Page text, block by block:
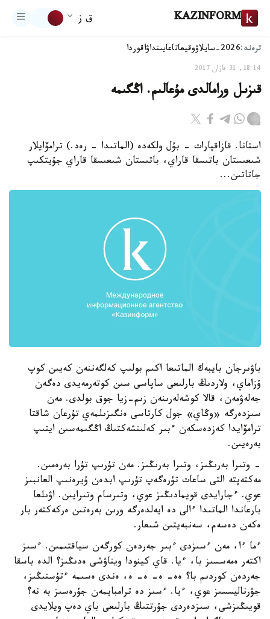
KAZINFORM ق ز
ترەند:2026-سايلاۋ وقيعاتاعايىنداۋاقوردا
18:14, 31 قازان 2017
قىزىل ورامالدى مۇعالىم. اڭگىمە
استانا. قازاقپارات - بۇل ولكەدە (الماتىدا - رەد.) ترامۆايلار
شىعىستان باتىسقا قاراي، باتىستان شىعىسقا قاراي جۇيتكىپ
جاتاتىن...
باۋىرجان بايبەك الماتىعا اكىم بولىپ كەلگەننەن كەيىن كوپ
ۇزاماي، ولاردىڭ بارلىعى ساپاسى سىن كوتەرمەيدى دەگەن
جەلەۋمەن، قالا كوشەلەرىنەن زىم-زيا جوق بولدى. مەن
سىزدەرگە «وڭاي» جول كارتاسى ەنگىزىلمەي تۇرعان شاقتا
ترامۆايدا كەزدەسكەن ءبىر كەلىنشەكتىڭ اڭگىمەسىن ايتىپ
بەرەيىن.
- وتىرا بەرىڭىز، وتىرا بەرىڭىز. مەن تۇرىپ تۇرا بەرەمىن.
مەكتەپتە التى ساعات تۇرەگەپ تۇرىپ ابدەن ۇيرەنىپ العانبىز
عوي. ءجارايدى قويمادىڭىز عوي، وتىرسام وتىرايىن. اۋىلعا
بارعاندا الماتىدا ءالى دە ايەلدەرگە ورىن بەرەتىن ەركەكتەر بار
ەكەن دەسەم، سەنبەيتىن شىعار.
ءما ءا، مەن ءسىزدى ءبىر جەردەن كورگەن سياقتىمىن. ءسىز
اكتەر ەمەسسىز با، ءيا. قاي كينودا ويناۋشى ەدىڭىز؟ الدە باسقا
جەردەن كوردىم با؟ ەە- ە- ە- ە، ەندى ەسىمە ءتۇستىڭىز،
جۋرناليسسىز عوي، ءيا. ءسىز دە ترامبايمەن جۇرەسىز بە نە؟
قويىڭىزشى، سىزدەردى جۇرتتىڭ بارلىعى باي دەپ ويلايدى